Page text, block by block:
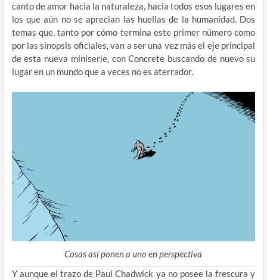
canto de amor hacia la naturaleza, hacia todos esos lugares en
los que aún no se aprecian las huellas de la humanidad. Dos
temas que, tanto por cómo termina este primer número como
por las sinopsis oficiales, van a ser una vez más el eje principal
de esta nueva miniserie, con Concrete buscando de nuevo su
lugar en un mundo que a veces no es aterrador.
Cosas así ponen a uno en perspectiva
Y aunque el trazo de Paul Chadwick ya no posee la frescura y